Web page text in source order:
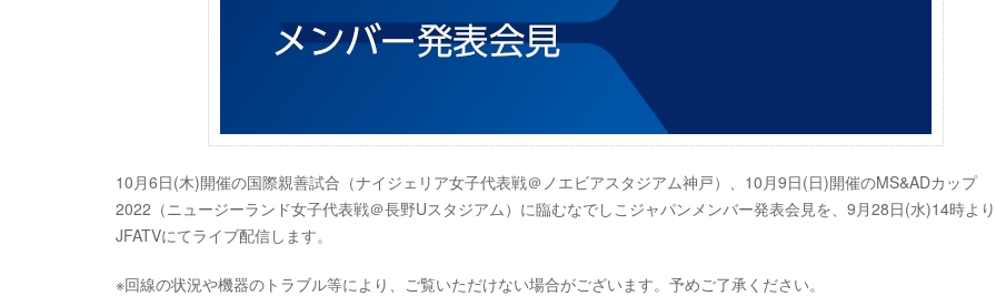
10月6日(木)開催の国際親善試合（ナイジェリア女子代表戦＠ノエビアスタジアム神戸）、10月9日(日)開催のMS&ADカップ
2022（ニュージーランド女子代表戦＠長野Uスタジアム）に臨むなでしこジャパンメンバー発表会見を、9月28日(水)14時より
JFATVにてライブ配信します。
※回線の状況や機器のトラブル等により、ご覧いただけない場合がございます。予めご了承ください。